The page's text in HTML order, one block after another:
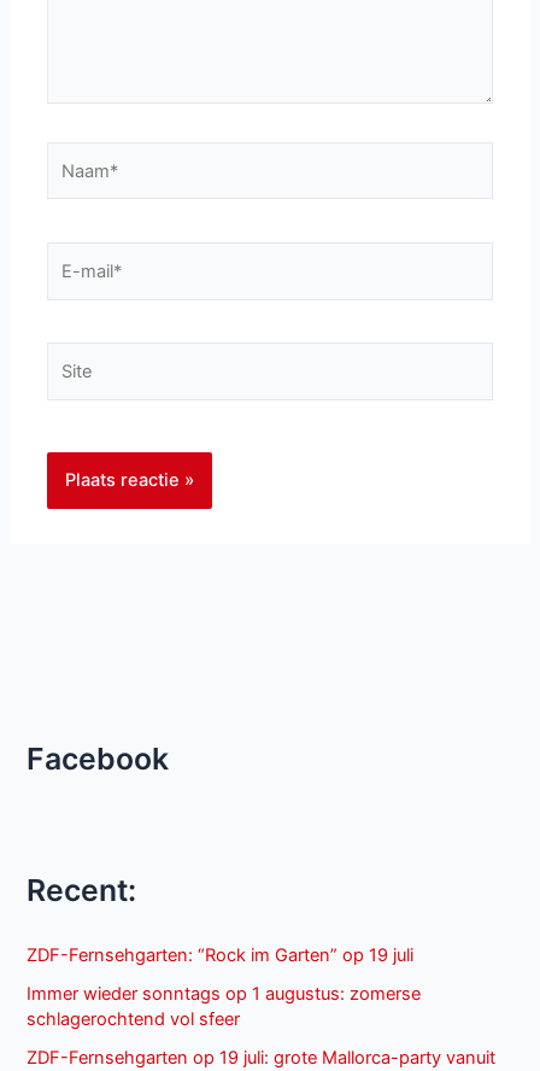
mail*
Facebook
Recent:
ZDF-Fernsehgarten: “Rock im Garten” op 19 juli
Immer wieder sonntags op 1 augustus: zomerse
schlagerochtend vol sfeer
ZDF-Fernsehgarten op 19 juli: grote Mallorca-party vanuit